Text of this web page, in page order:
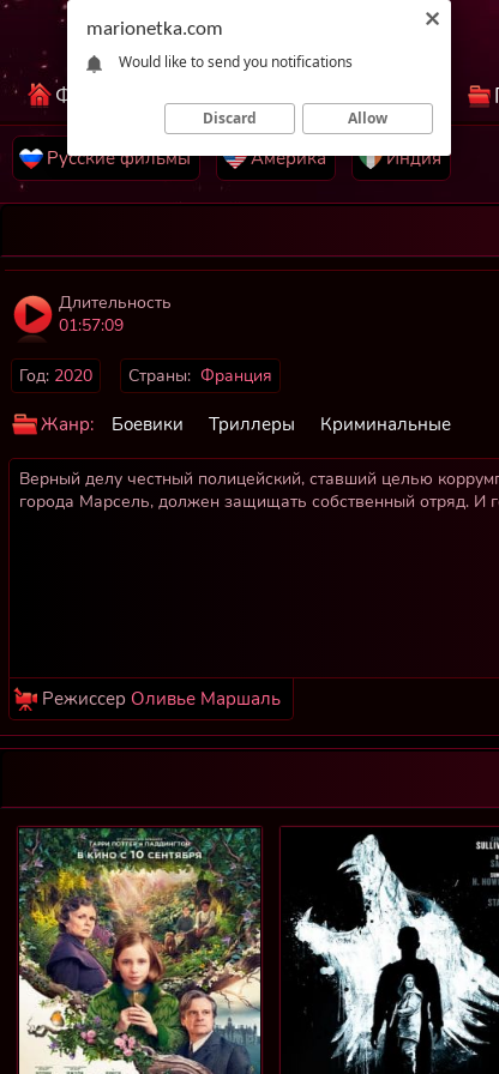
Фильмы КиноНетка Лучшие фильмы
Русские фильмы Америка Индия
Длительность
01:57:09
Год: 2020 Страны: Франция
Жанр: Боевики Триллеры Криминальные
Верный делу честный полицейский, ставший целью
города Марсель, должен защищать собственный отряд. И
Режиссер Оливье Маршаль
marionetka.com
Would like to send you notifications
Discard Allow